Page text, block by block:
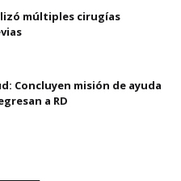
múltiples cirugías
Concluyen misión de ayuda
a RD